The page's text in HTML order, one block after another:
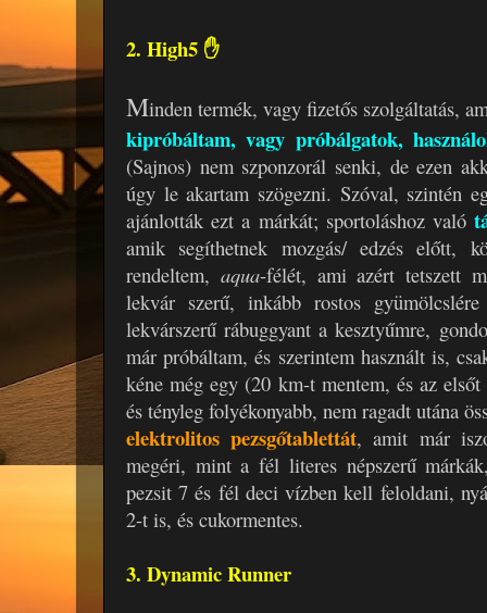
2. High5 ✋
Minden termék, vagy fizetős szolgáltatás,
kipróbáltam, vagy próbálgatok,
(Sajnos) nem szponzorál senki, de ezen
úgy le akartam szögezni. Szóval, szintén
ajánlották ezt a márkát; sportoláshoz való
amik segíthetnek mozgás/ edzés előtt,
rendeltem, aqua-félét, ami azért tetszett
lekvár szerű, inkább rostos
lekvárszerű rábuggyant a kesztyűmre,
már próbáltam, és szerintem használt is,
kéne még egy (20 km-t mentem, és az
és tényleg folyékonyabb, nem ragadt utána
elektrolitos pezsgőtablettát, amit már
megéri, mint a fél literes népszerű
pezsit 7 és fél deci vízben kell feloldani,
2-t is, és cukormentes.
3. Dynamic Runner